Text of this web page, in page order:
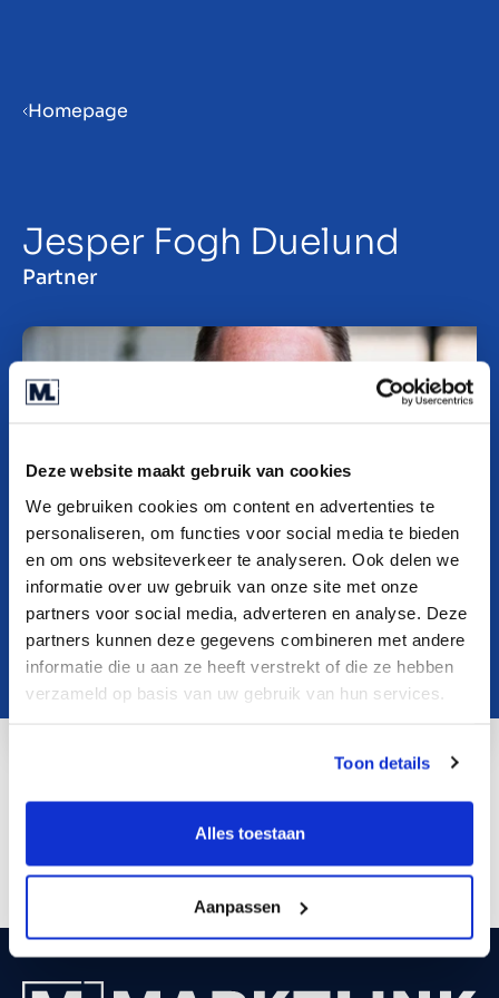
Deze website maakt gebruik van cookies
We gebruiken cookies om content en advertenties te
personaliseren, om functies voor social media te bieden
en om ons websiteverkeer te analyseren. Ook delen we
informatie over uw gebruik van onze site met onze
partners voor social media, adverteren en analyse. Deze
partners kunnen deze gegevens combineren met andere
informatie die u aan ze heeft verstrekt of die ze hebben
verzameld op basis van uw gebruik van hun services.
Toon details
Alles toestaan
Aanpassen
Homepage
Jesper Fogh Duelund
Partner
j.foghduelund@marktlink.com